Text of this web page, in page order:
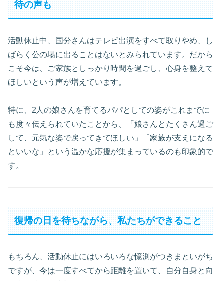
待の声も
活動休止中、国分さんはテレビ出演をすべて取りやめ、し
ばらく公の場に出ることはないとみられています。だから
こそ今は、ご家族としっかり時間を過ごし、心身を整えて
ほしいという声が増えています。
特に、2人の娘さんを育てるパパとしての姿がこれまでに
も度々伝えられていたことから、「娘さんとたくさん過ご
して、元気な姿で戻ってきてほしい」「家族が支えになる
といいな」という温かな応援が集まっているのも印象的で
す。
復帰の日を待ちながら、私たちができること
もちろん、活動休止にはいろいろな憶測がつきまといがち
ですが、今は一度すべてから距離を置いて、自分自身と向